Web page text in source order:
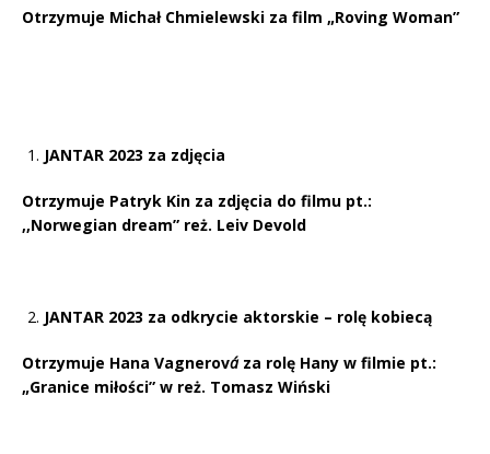
Otrzymuje Michał Chmielewski za film „Roving Woman”
JANTAR 2023 za zdjęcia
Otrzymuje Patryk Kin za zdjęcia do filmu pt.:
,,Norwegian dream” reż. Leiv Devold
JANTAR 2023 za odkrycie aktorskie – rolę kobiecą
Otrzymuje Hana Vagnerováza rolę Hany w filmie pt.:
„Granice miłości” w reż. Tomasz Wiński